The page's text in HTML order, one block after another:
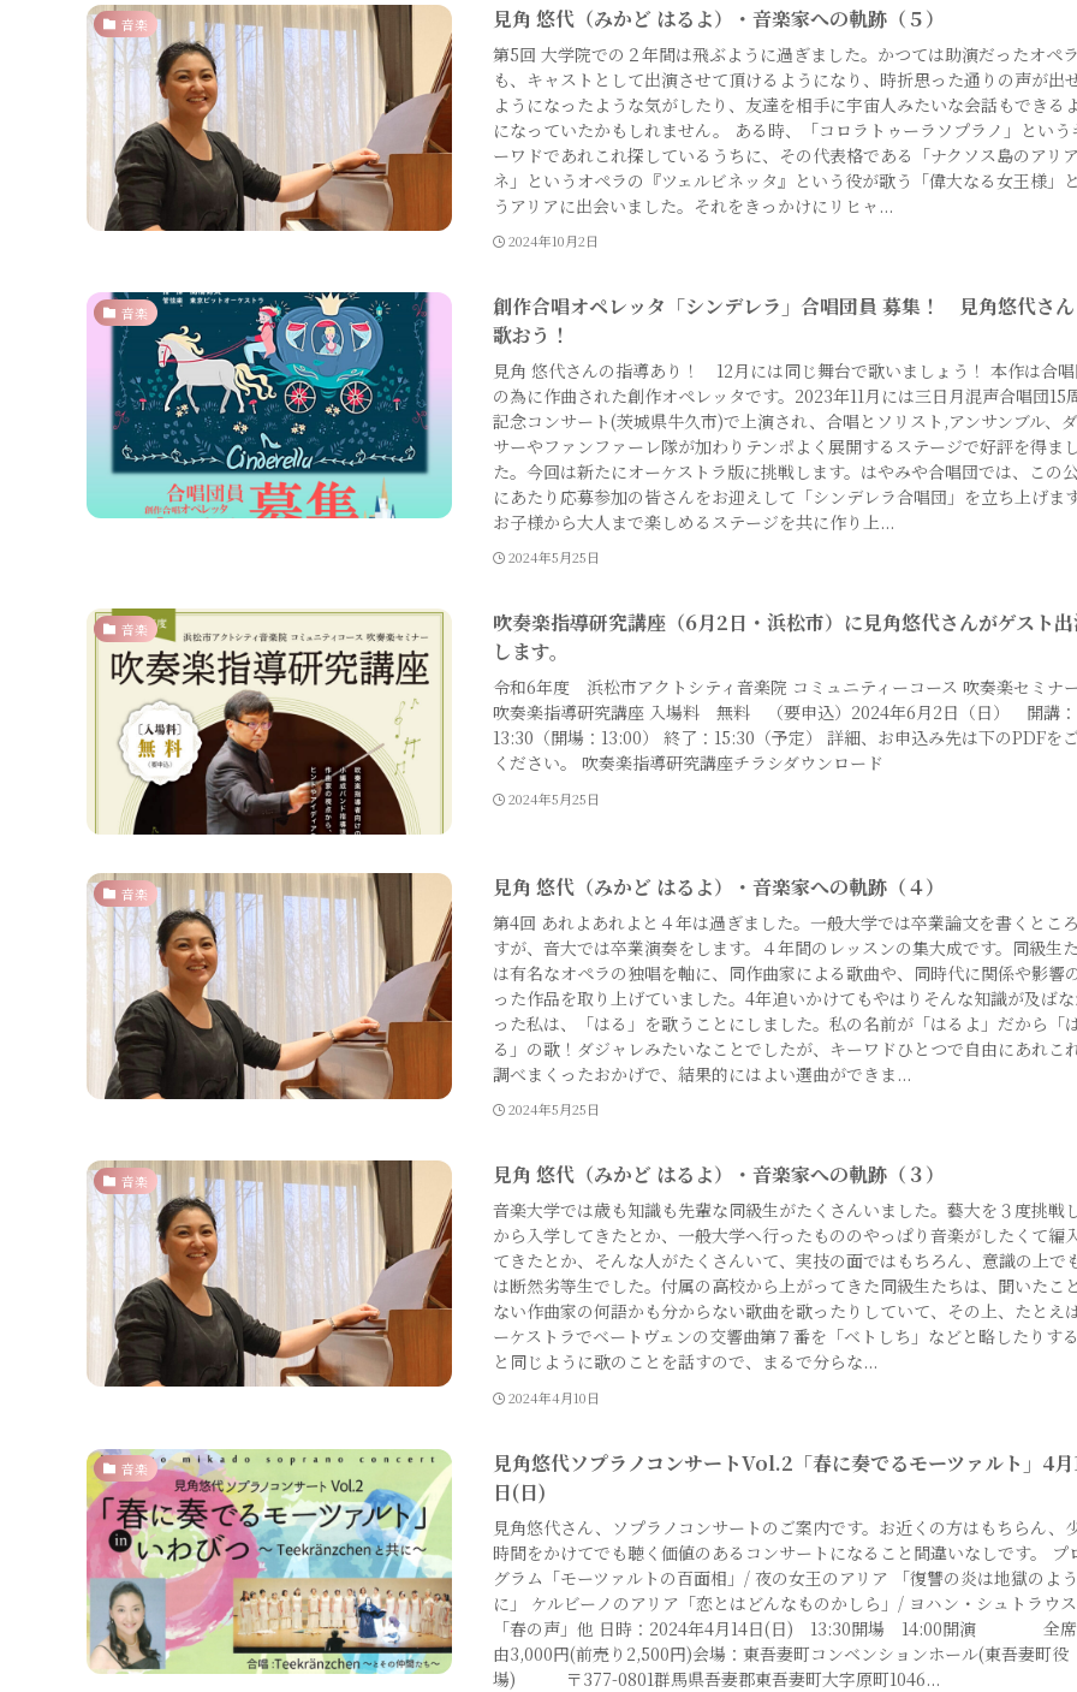
音楽 見角 悠代（みかど はるよ）・音楽家への軌跡（５）
第5回 大学院での２年間は飛ぶように過ぎました。かつては助演だったオペ
も、キャストとして出演させて頂けるようになり、時折思った通りの声が出
ようになったような気がしたり、友達を相手に宇宙人みたいな会話もできる
になっていたかもしれません。 ある時、「コロラトゥーラソプラノ」という
ーワドであれこれ探しているうちに、その代表格である「ナクソス島のアリ
ネ」というオペラの『ツェルビネッタ』という役が歌う「偉大なる女王様」
うアリアに出会いました。それをきっかけにリヒャ...
2024年10月2日
音楽
創作合唱オペレッタ「シンデレラ」合唱団員 募集！ 見角悠代さん
歌おう！
見角 悠代さんの指導あり！ 12月には同じ舞台で歌いましょう！ 本作は合
の為に作曲された創作オペレッタです。2023年11月には三日月混声合唱団15
記念コンサート(茨城県牛久市)で上演され、合唱とソリスト,アンサンブル、
サーやファンファーレ隊が加わりテンポよく展開するステージで好評を得ま
た。今回は新たにオーケストラ版に挑戦します。はやみや合唱団では、この
にあたり応募参加の皆さんをお迎えして「シンデレラ合唱団」を立ち上げます
お子様から大人まで楽しめるステージを共に作り上...
2024年5月25日
音楽
吹奏楽指導研究講座（6月2日・浜松市）に見角悠代さんがゲスト
します。
令和6年度 浜松市アクトシティ音楽院 コミュニティーコース 吹奏楽セミナ
吹奏楽指導研究講座 入場料 無料 （要申込）2024年6月2日（日） 開講：
13:30（開場：13:00） 終了：15:30（予定） 詳細、お申込み先は下のPDFを
ください。 吹奏楽指導研究講座チラシダウンロード
2024年5月25日
音楽 見角 悠代（みかど はるよ）・音楽家への軌跡（４）
第4回 あれよあれよと４年は過ぎました。一般大学では卒業論文を書くとこ
すが、音大では卒業演奏をします。４年間のレッスンの集大成です。同級生
は有名なオペラの独唱を軸に、同作曲家による歌曲や、同時代に関係や影響
った作品を取り上げていました。4年追いかけてもやはりそんな知識が及ば
った私は、「はる」を歌うことにしました。私の名前が「はるよ」だから「
る」の歌！ダジャレみたいなことでしたが、キーワドひとつで自由にあれこ
調べまくったおかげで、結果的にはよい選曲ができま...
2024年5月25日
音楽 見角 悠代（みかど はるよ）・音楽家への軌跡（３）
音楽大学では歳も知識も先輩な同級生がたくさんいました。藝大を３度挑戦
から入学してきたとか、一般大学へ行ったもののやっぱり音楽がしたくて編
てきたとか、そんな人がたくさんいて、実技の面ではもちろん、意識の上で
は断然劣等生でした。付属の高校から上がってきた同級生たちは、聞いたこ
ない作曲家の何語かも分からない歌曲を歌ったりしていて、その上、たとえ
ーケストラでベートヴェンの交響曲第７番を「ベトしち」などと略したりす
と同じように歌のことを話すので、まるで分らな...
2024年4月10日
音楽
見角悠代ソプラノコンサートVol.2「春に奏でるモーツァルト」4
日(日)
見角悠代さん、ソプラノコンサートのご案内です。お近くの方はもちらん、
時間をかけてでも聴く価値のあるコンサートになること間違いなしです。 プ
グラム「モーツァルトの百面相」/ 夜の女王のアリア 「復讐の炎は地獄のよう
に」 ケルビーノのアリア「恋とはどんなものかしら」/ ヨハン・シュトラウス
「春の声」他 日時：2024年4月14日(日) 13:30開場 14:00開演 全席
由3,000円(前売り2,500円)会場：東吾妻町コンベンションホール(東吾妻町役
場) 〒377-0801群馬県吾妻郡東吾妻町大字原町1046...